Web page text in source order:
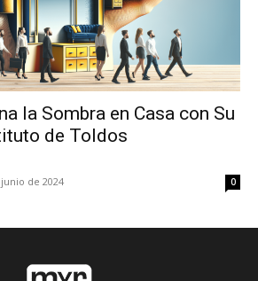
la Sombra en Casa con Su
de Toldos
de 2024 0